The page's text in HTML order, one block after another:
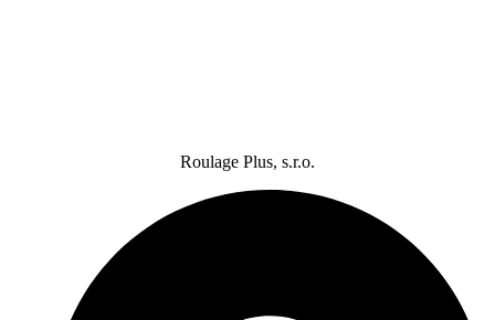
Roulage Plus, s.r.o.